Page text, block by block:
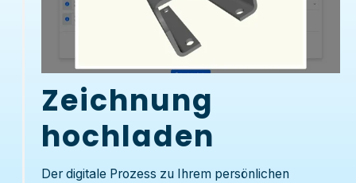
Zeichnung
hochladen
Der digitale Prozess zu Ihrem persönlichen